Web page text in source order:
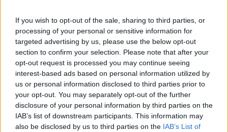
If you wish to opt-out of the sale, sharing to third parties, or
processing of your personal or sensitive information for
targeted advertising by us, please use the below opt-out
section to confirm your selection. Please note that after your
opt-out request is processed you may continue seeing
interest-based ads based on personal information utilized by
us or personal information disclosed to third parties prior to
your opt-out. You may separately opt-out of the further
disclosure of your personal information by third parties on the
IAB’s list of downstream participants. This information may
also be disclosed by us to third parties on the IAB’s List of